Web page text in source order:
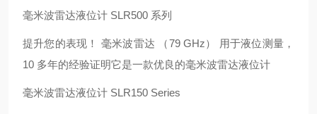
毫米波雷达液位计 SLR500 系列
提升您的表现！ 毫米波雷达 （79 GHz） 用于液位测量，
10 多年的经验证明它是一款优良的毫米波雷达液位计
毫米波雷达液位计 SLR150 Series